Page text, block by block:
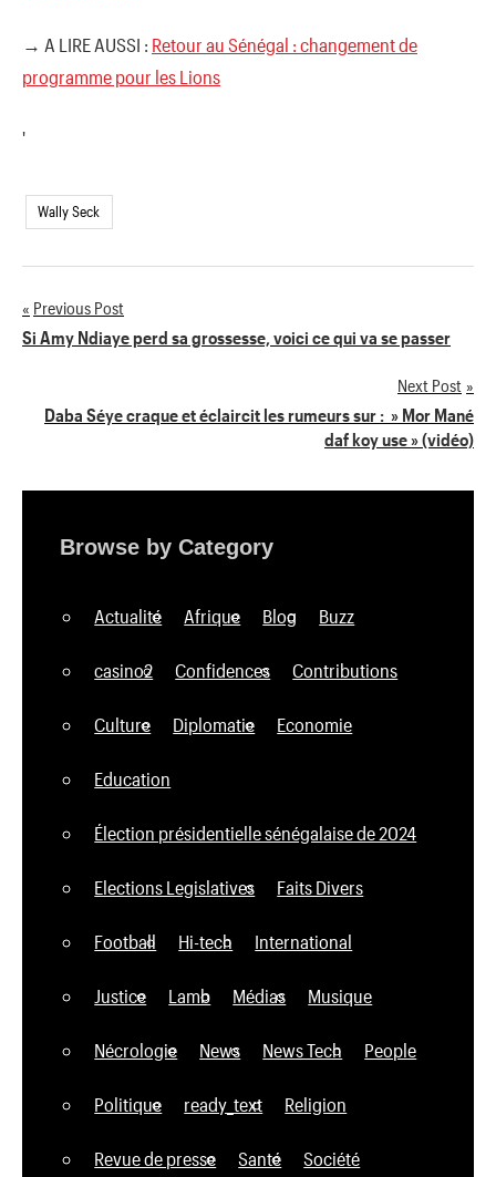
→ A LIRE AUSSI : Retour au Sénégal : changement de
programme pour les Lions
'
Wally Seck
Navigation
l’article
Previous Post
Si Amy Ndiaye perd sa grossesse, voici ce qui va se passer
Next Post
Daba Séye craque et éclaircit les rumeurs sur : » Mor Mané
daf koy use » (vidéo)
Browse by Category
Actualité Afrique Blog Buzz
casino2 Confidences Contributions
Culture Diplomatie Economie
Education
Élection présidentielle sénégalaise de 2024
Elections Legislatives Faits Divers
Football Hi-tech International
Justice Lamb Médias Musique
Nécrologie News News Tech People
Politique ready_text Religion
Revue de presse Santé Société